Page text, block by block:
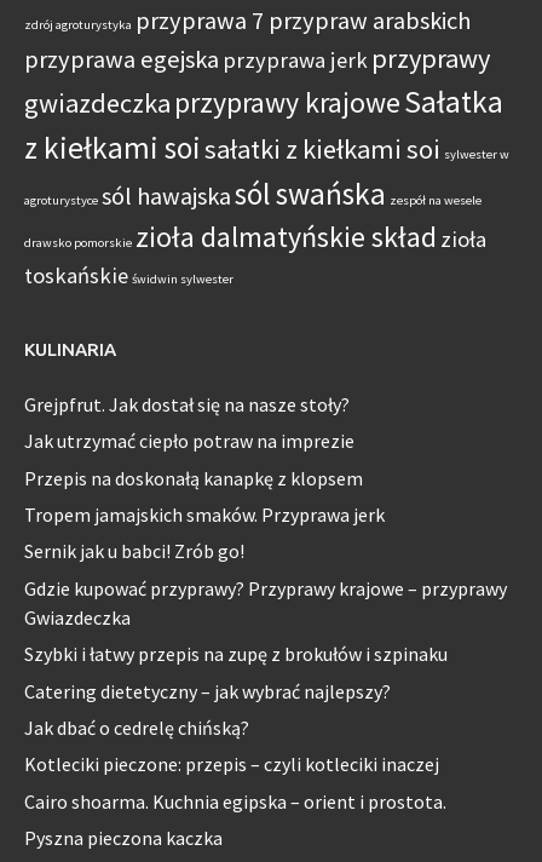
zdrój agroturystyka przyprawa 7 przypraw arabskich
przyprawa egejska przyprawa jerk przyprawy
gwiazdeczka przyprawy krajoweSałatka
z kiełkami soisałatki z kiełkami soi sylwester w
agroturystyce sól hawajskasól swańska zespół na wesele
drawsko pomorskie zioła dalmatyńskie skład zioła
toskańskie świdwin sylwester
KULINARIA
Grejpfrut. Jak dostał się na nasze stoły?
Jak utrzymać ciepło potraw na imprezie
Przepis na doskonałą kanapkę z klopsem
Tropem jamajskich smaków. Przyprawa jerk
Sernik jak u babci! Zrób go!
Gdzie kupować przyprawy? Przyprawy krajowe – przyprawy
Gwiazdeczka
Szybki i łatwy przepis na zupę z brokułów i szpinaku
Catering dietetyczny – jak wybrać najlepszy?
Jak dbać o cedrelę chińską?
Kotleciki pieczone: przepis – czyli kotleciki inaczej
Cairo shoarma. Kuchnia egipska – orient i prostota.
Pyszna pieczona kaczka